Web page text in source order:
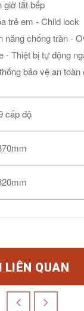
giờ tắt bếp
trẻ em - Child lock
năng chống tràn -
- Thiệt bị tự động
bảo vệ an toàn
cấp độ
LIÊN QUAN